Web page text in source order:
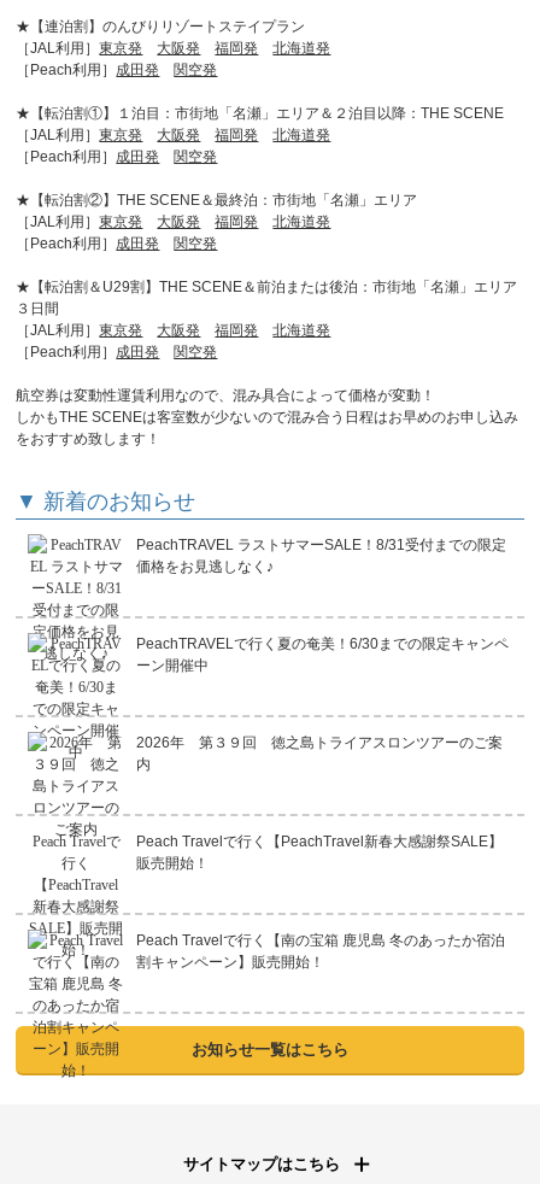
★【連泊割】のんびりリゾートステイプラン
［JAL利用］東京発 大阪発 福岡発
北海道発
［Peach利用］ 成田発 関空発
★【転泊割①】１泊目：市街地「名瀬」エリア＆２泊目以降：THE SCENE
［JAL利用］東京発 大阪発 福岡発
北海道発
［Peach利用］ 成田発 関空発
★【転泊割②】THE SCENE＆最終泊：市街地「名瀬」エリア
［JAL利用］東京発 大阪発 福岡発
北海道発
［Peach利用］ 成田発 関空発
★【転泊割＆U29割】THE SCENE＆前泊または後泊：市街地「名瀬」エリア
３日間
［JAL利用］東京発 大阪発 福岡発
北海道発
［Peach利用］ 成田発 関空発
航空券は変動性運賃利用なので、混み具合によって価格が変動！
しかもTHE SCENEは客室数が少ないので混み合う日程はお早めのお申し込み
をおすすめ致します！
▼ 新着のお知らせ
PeachTRAVEL ラストサマーSALE！8/31受付までの限定
価格をお見逃しなく♪
PeachTRAVELで行く夏の奄美！6/30までの限定キャンペ
ーン開催中
2026年 第３９回 徳之島トライアスロンツアーのご案
内
Peach Travelで行く【PeachTravel新春大感謝祭SALE】
販売開始！
Peach Travelで行く【南の宝箱 鹿児島 冬のあったか宿泊
割キャンペーン】販売開始！
お知らせ一覧はこちら
サイトマップはこちら